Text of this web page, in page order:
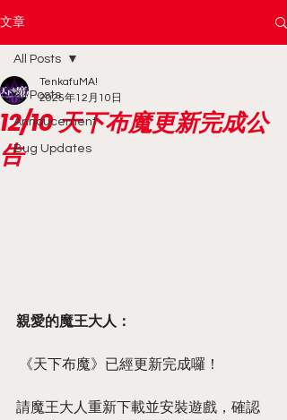
文章
All Posts
Annoucement
Bug Updates
All Posts
12/10 天下布魔更新完成公
告
TenkafuMA!
2025年12月10日
親愛的魔王大人：
《天下布魔》已經更新完成囉！
請魔王大人重新下載並安裝遊戲，確認